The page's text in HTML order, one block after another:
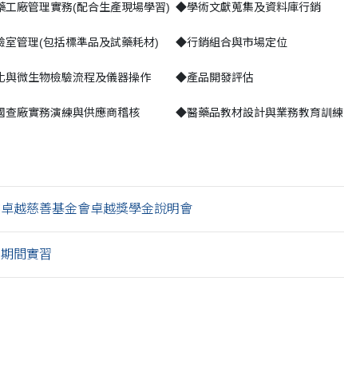
廠管理實務(配合生產現場學習)
管理(包括標準品及試藥耗材)
微生物檢驗流程及儀器操作
廠實務演練與供應商稽核
◆學術文獻蒐集及資料庫行銷
◆行銷組合與市場定位
◆產品開發評估
◆醫藥品教材設計與業務教育訓練
越慈善基金會卓越獎學金說明會
間實習